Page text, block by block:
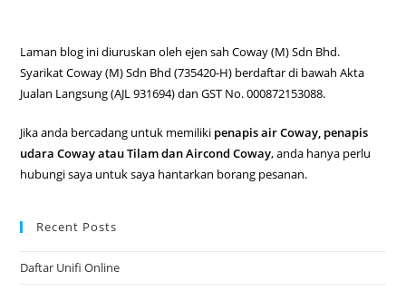
Laman blog ini diuruskan oleh ejen sah Coway (M) Sdn Bhd.
Syarikat Coway (M) Sdn Bhd (735420-H) berdaftar di bawah Akta
Jualan Langsung (AJL 931694) dan GST No. 000872153088.
Jika anda bercadang untuk memiliki penapis air Coway, penapis
udara Coway atau Tilam dan Aircond Coway, anda hanya perlu
hubungi saya untuk saya hantarkan borang pesanan.
Recent Posts
Daftar Unifi Online